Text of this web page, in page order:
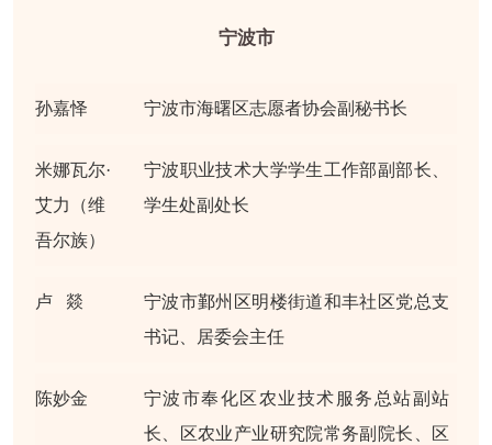
宁波市
孙嘉怿 宁波市海曙区志愿者协会副秘书长
米娜瓦尔·
艾力（维
吾尔族）
宁波职业技术大学学生工作部副部长、
学生处副处长
卢 燚
宁波市鄞州区明楼街道和丰社区党总支
书记、居委会主任
陈妙金
宁波市奉化区农业技术服务总站副站
长、区农业产业研究院常务副院长、区